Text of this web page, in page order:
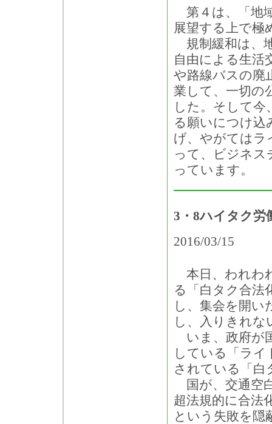
第４は、「地
展望する上で極
規制緩和は、
自由による生活
や路線バスの廃
業して、一切の
した。そして今
る願いにつけ込
げ、やがてはラ
って、ビジネ
っています。
3・8ハイタク
2016/03/15
本日、われわ
る「白タク合法
し、集会を開い
し、入りきれな
いま、政府が
している「ライ
されている「白
国が、交通空
超法規的に合法
という失敗を隠